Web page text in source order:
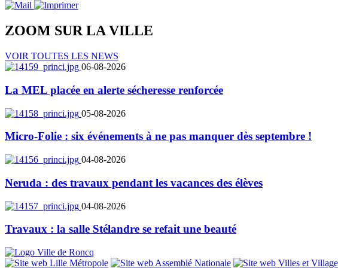
ZOOM SUR LAVILLE
VOIR TOUTES LES NEWS
06-08-2026
La MEL placée en alerte sécheresse renforcée
05-08-2026
Micro-Folie : six événements à ne pas manquer dès septembre !
04-08-2026
Neruda : des travaux pendant les vacances des élèves
04-08-2026
Travaux : la salle Stélandre se refait une beauté